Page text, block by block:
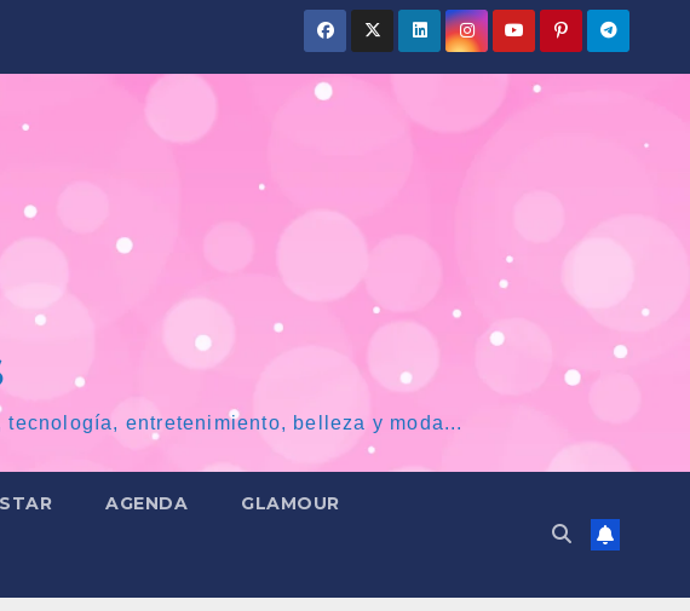
entretenimiento, belleza y moda...
AGENDA GLAMOUR